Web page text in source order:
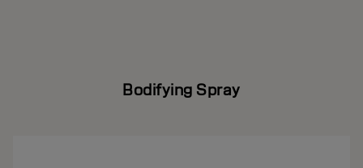
Bodifying Spray